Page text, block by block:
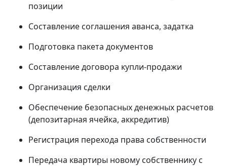
позиции
Составление соглашения аванса, задатка
Подготовка пакета документов
Составление договора купли-продажи
Организация сделки
Обеспечение безопасных денежных расчетов
(депозитарная ячейка, аккредитив)
Регистрация перехода права собственности
Передача квартиры новому собственнику с